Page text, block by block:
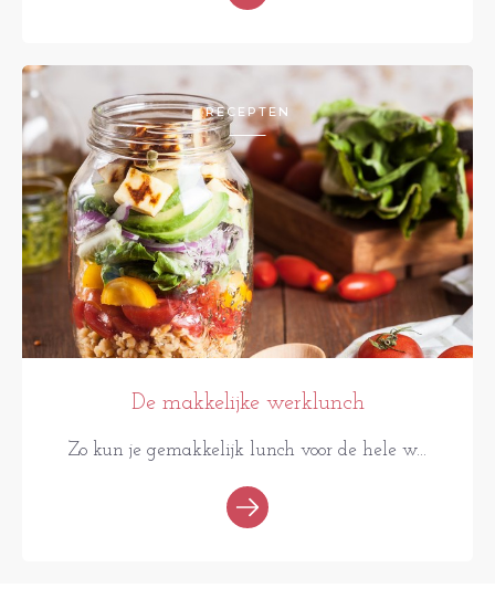
RECEPTEN
De makkelijke werklunch
Zo kun je gemakkelijk lunch voor de hele w...